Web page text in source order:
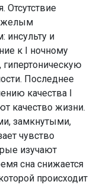
Отсутствие
инсульту и
к I ночному
Последнее
качества I
качество жизни.
замкнутыми,
чувство
изучают
сна снижается
происходит